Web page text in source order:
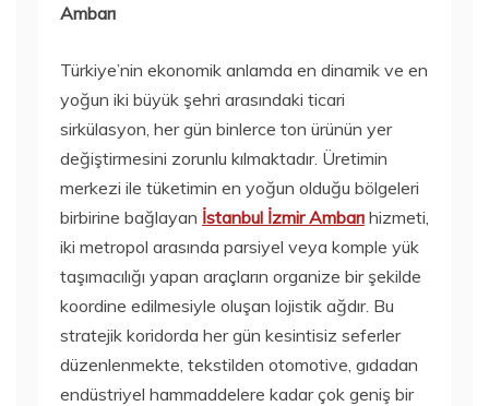
Ambarı
Türkiye’nin ekonomik anlamda en dinamik ve en
yoğun iki büyük şehri arasındaki ticari
sirkülasyon, her gün binlerce ton ürünün yer
değiştirmesini zorunlu kılmaktadır. Üretimin
merkezi ile tüketimin en yoğun olduğu bölgeleri
birbirine bağlayan İstanbul İzmir Ambarı hizmeti,
iki metropol arasında parsiyel veya komple yük
taşımacılığı yapan araçların organize bir şekilde
koordine edilmesiyle oluşan lojistik ağdır. Bu
stratejik koridorda her gün kesintisiz seferler
düzenlenmekte, tekstilden otomotive, gıdadan
endüstriyel hammaddelere kadar çok geniş bir